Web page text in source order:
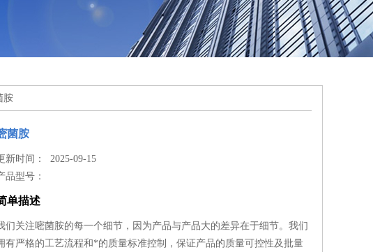
胺
菌胺
新时间： 2025-09-15
品型号：
单描述
们关注嘧菌胺的每一个细节，因为产品与产品大的差异在于细节。我们
有严格的工艺流程和*的质量标准控制，保证产品的质量可控性及批量